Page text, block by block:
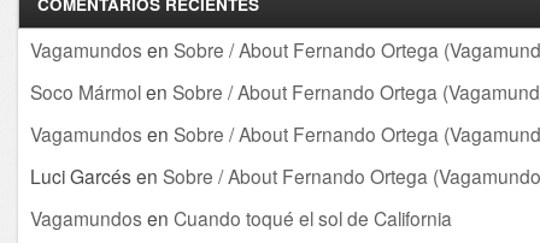
Vagamundos en Sobre / About Fernando Ortega
Soco Mármolen Sobre / About Fernando Ortega
Vagamundos en Sobre / About Fernando Ortega
Luci Garcés en Sobre / About Fernando Ortega
Vagamundos en Cuando toqué el sol de California